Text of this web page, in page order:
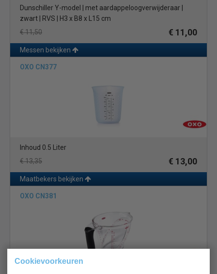
Cookievoorkeuren
Dunschiller Y-model | met aardappeloogverwijderaar |
zwart | RVS | H3 x B8 x L15 cm
€ 11,50
€ 11,00
Messen bekijken
OXO CN377
Inhoud 0.5 Liter
€ 13,35
€ 13,00
Maatbekers bekijken
OXO CN381